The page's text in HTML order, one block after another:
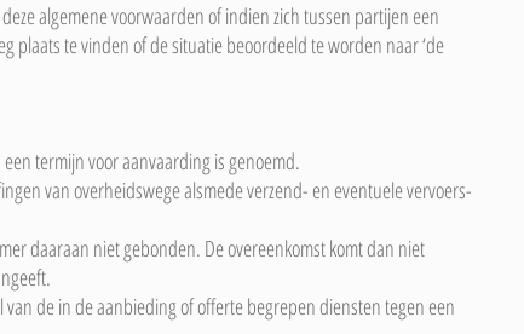
algemene voorwaarden of indien zich tussen partijen een
plaats te vinden of de situatie beoordeeld te worden naar ‘de
termijn voor aanvaarding is genoemd.
van overheidswege alsmede verzend- en eventuele vervoers-
daaraan niet gebonden. De overeenkomst komt dan niet
de in de aanbieding of offerte begrepen diensten tegen een